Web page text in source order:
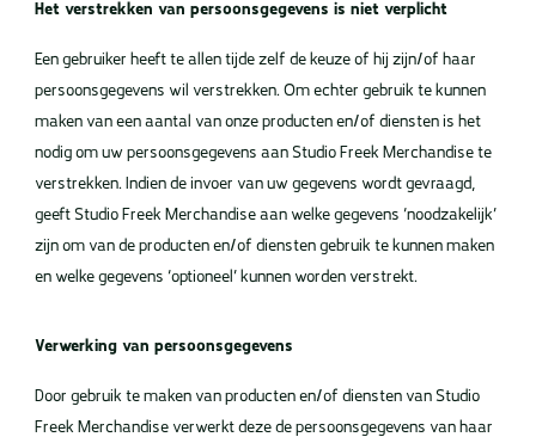
Het verstrekken van persoonsgegevens is niet verplicht
Een gebruiker heeft te allen tijde zelf de keuze of hij zijn/of haar
persoonsgegevens wil verstrekken. Om echter gebruik te kunnen
maken van een aantal van onze producten en/of diensten is het
nodig om uw persoonsgegevens aan Studio Freek Merchandise te
verstrekken. Indien de invoer van uw gegevens wordt gevraagd,
geeft Studio Freek Merchandise aan welke gegevens ‘noodzakelijk’
zijn om van de producten en/of diensten gebruik te kunnen maken
en welke gegevens ‘optioneel’ kunnen worden verstrekt.
Verwerking van persoonsgegevens
Door gebruik te maken van producten en/of diensten van Studio
Freek Merchandise verwerkt deze de persoonsgegevens van haar